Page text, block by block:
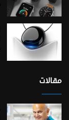
مقالات